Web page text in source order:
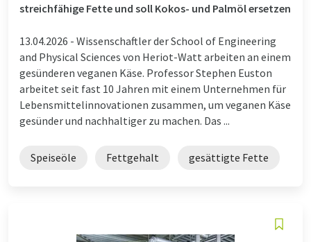
streichfähige Fette und soll Kokos- und Palmöl ersetzen
13.04.2026 - Wissenschaftler der School of Engineering
and Physical Sciences von Heriot-Watt arbeiten an einem
gesünderen veganen Käse. Professor Stephen Euston
arbeitet seit fast 10 Jahren mit einem Unternehmen für
Lebensmittelinnovationen zusammen, um veganen Käse
gesünder und nachhaltiger zu machen. Das ...
Speiseöle Fettgehalt gesättigte Fette